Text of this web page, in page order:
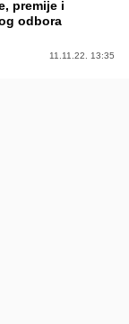
premije i
odbora
11.11.22. 13:35